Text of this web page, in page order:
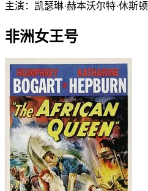
主演： 凯瑟琳·赫本沃尔特·休斯顿
非洲女王号